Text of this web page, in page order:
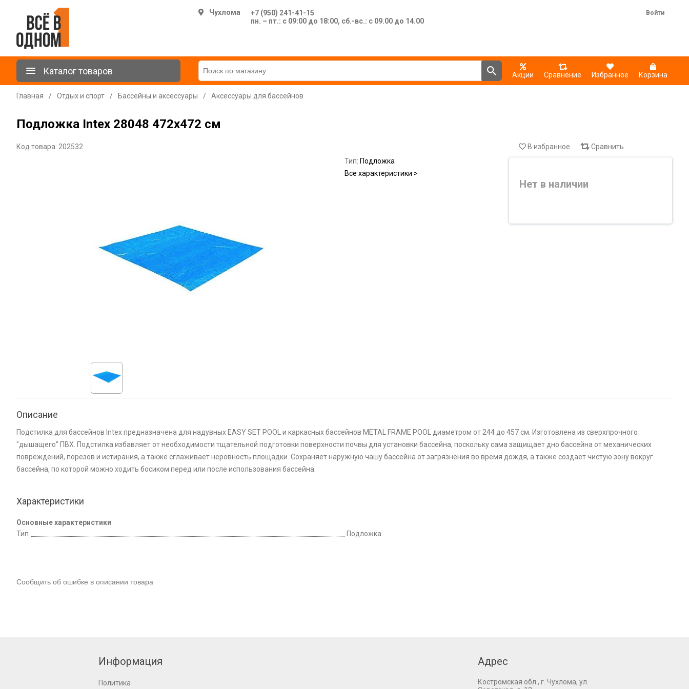
Чухлома
+7 (950) 241-41-15
пн. – пт.: с 09:00 до 18:00, сб.-вс.: с 09.00 до 14.00
Войти
Каталог товаров Акции Сравнение Избранное Корзина
Главная / Отдых и спорт / Бассейны и аксессуары / Аксессуары для бассейнов
Подложка Intex 28048 472х472 см
Код товара: 202532
Тип: Подложка
Все характеристики >
В избранное Сравнить
Нет в наличии
Описание
Подстилка для бассейнов Intex предназначена для надувных EASY SET POOL и каркасных бассейнов METAL FRAME POOL диаметром от 244 до 457 см. Изготовлена из сверхпрочного
"дышащего" ПВХ. Подстилка избавляет от необходимости тщательной подготовки поверхности почвы для установки бассейна, поскольку сама защищает дно бассейна от механических
повреждений, порезов и истирания, а также сглаживает неровность площадки. Сохраняет наружную чашу бассейна от загрязнения во время дождя, а также создает чистую зону вокруг
бассейна, по которой можно ходить босиком перед или после использования бассейна.
Характеристики
Основные характеристики
Тип
Подложка
Сообщить об ошибке в описании товара
Информация
Политика
Адрес
Костромская обл., г. Чухлома, ул.